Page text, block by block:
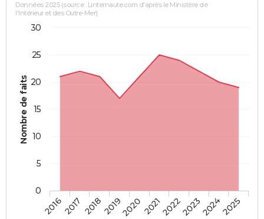
Nombre de faits
Données 2025 (source : Linternaute.com d'après le Ministère de
l'Intérieur et des Outre-Mer)
20162017 20182019202020212022202320242025
0
5
10
15
20
25
30